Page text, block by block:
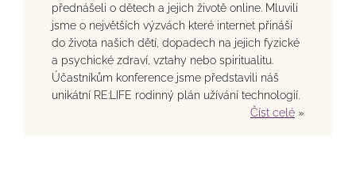
přednášeli o dětech a jejich životě online. Mluvili
jsme o největších výzvách které internet přináší
do života našich dětí, dopadech na jejich fyzické
a psychické zdraví, vztahy nebo spiritualitu.
Účastníkům konference jsme představili náš
unikátní RE:LIFE rodinný plán užívání technologií.
Číst celé »